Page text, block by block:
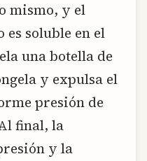
mismo, y el
soluble en el
una botella de
y expulsa el
presión de
final, la
y la